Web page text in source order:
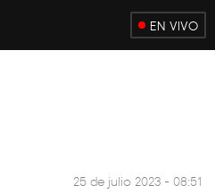
EN VIVO
25 de julio 2023 - 08:51